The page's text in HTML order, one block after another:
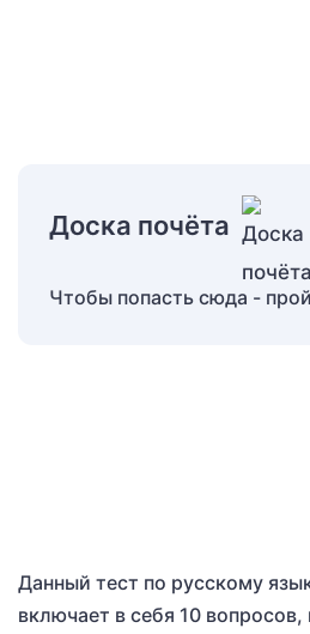
Доска почёта
Чтобы попасть сюда -
Данный тест по русскому
включает в себя 10